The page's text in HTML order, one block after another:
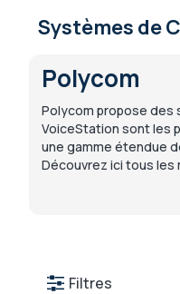
Systèmes de
Polycom
Polycom propose des
VoiceStation sont les
une gamme étendue
Découvrez ici tous
Filtres